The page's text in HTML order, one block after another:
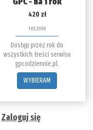
420 zł
rocznie
Dostęp przez rok do
wszystkich treści serwisu
gpcodziennie.pl.
WYBIERAM
Zaloguj się